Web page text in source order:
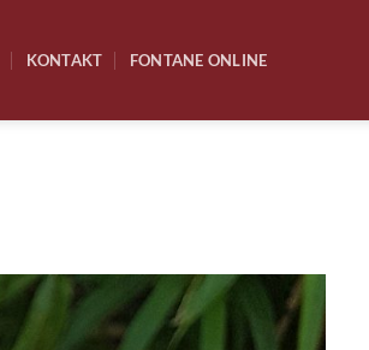
KONTAKT FONTANE ONLINE